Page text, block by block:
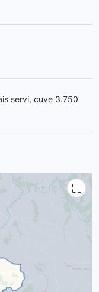
servi, cuve 3.750